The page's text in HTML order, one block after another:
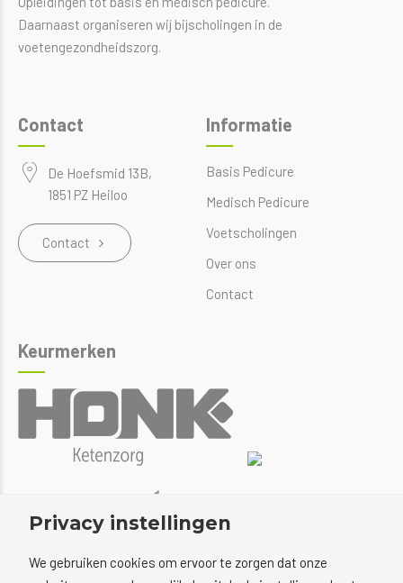
Daarnaast organiseren wij bijscholingen in de
voetengezondheidszorg.
Contact
De Hoefsmid 13B,
1851 PZ Heiloo
Contact
Informatie
Basis Pedicure
Medisch Pedicure
Voetscholingen
Over ons
Contact
Keurmerken
Privacy instellingen
We gebruiken cookies om ervoor te zorgen dat onze